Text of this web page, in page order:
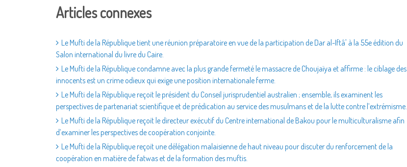
Articles connexes
Le Mufti de la République tient une réunion préparatoire en vue de la participation de Dar al-Iftâ' à la 55e édition du
Salon international du livre du Caire.
Le Mufti de la République condamne avec la plus grande fermeté le massacre de Choujaïya et affirme : le ciblage des
innocents est un crime odieux qui exige une position internationale ferme.
Le Mufti de la République reçoit le président du Conseil jurisprudentiel australien ; ensemble, ils examinent les
perspectives de partenariat scientifique et de prédication au service des musulmans et de la lutte contre l’extrémisme.
Le Mufti de la République reçoit le directeur exécutif du Centre international de Bakou pour le multiculturalisme afin
d’examiner les perspectives de coopération conjointe.
Le Mufti de la République reçoit une délégation malaisienne de haut niveau pour discuter du renforcement de la
coopération en matière de fatwas et de la formation des muftis.